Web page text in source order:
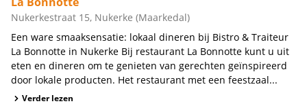
Nukerkestraat 15, Nukerke (Maarkedal)
Een ware smaaksensatie: lokaal dineren bij Bistro & Traiteur
La Bonnotte in Nukerke Bij restaurant La Bonnotte kunt u uit
eten en dineren om te genieten van gerechten geïnspireerd
door lokale producten. Het restaurant met een feestzaal...
Verder lezen